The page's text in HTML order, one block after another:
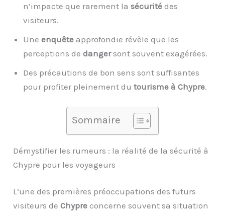
n’impacte que rarement lasécurité des
visiteurs.
Uneenquête approfondie révèle que les
perceptions dedangersont souvent exagérées.
Des précautions de bon sens sont suffisantes
pour profiter pleinement dutourisme à Chypre.
Sommaire
Démystifier les rumeurs : la réalité de la sécurité à
Chypre pour les voyageurs
L’une des premières préoccupations des futurs
visiteurs deChypre concerne souvent sa situation